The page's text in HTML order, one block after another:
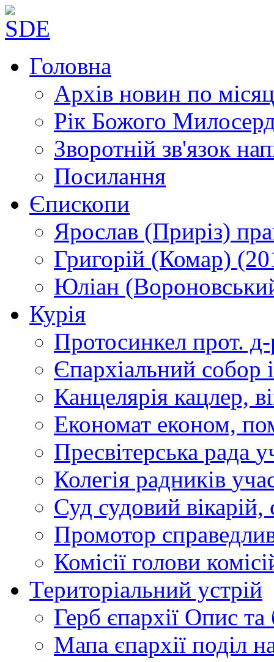
Головна
Архів новин по
Рік Божого
Зворотній зв'язок
Посилання
Єпископи
Ярослав (Приріз)
Григорій (Комар)
Юліан
Курія
Протосинкел прот.
Єпархіальний собор
Канцелярія кацлер,
Економат економ,
Пресвітерська рада
Колегія радників
Суд судовий вікарій,
Промотор
Комісії голови
Територіальний устрій
Герб єпархії Опис та
Мапа єпархії поділ